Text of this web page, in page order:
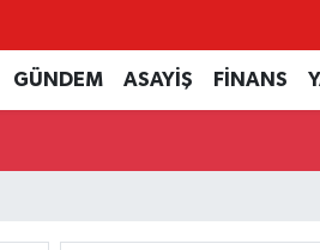
GÜNDEM ASAYİŞ FİNANS